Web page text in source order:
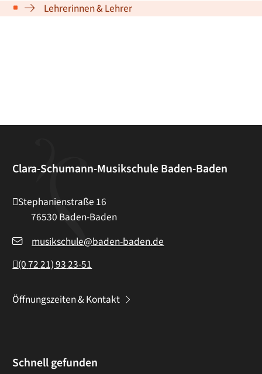
Lehrerinnen & Lehrer
Clara-Schumann-Musikschule Baden-Baden
Stephanienstraße 16
76530 Baden-Baden
musikschule@baden-baden.de
(07221) 9323-51
Öffnungszeiten & Kontakt
Schnell gefunden